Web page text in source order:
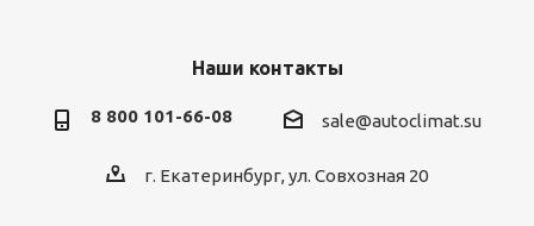
Наши контакты
8 800 101-66-08 sale@autoclimat.su
г. Екатеринбург, ул. Совхозная 20